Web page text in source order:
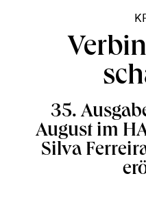
35.
August im
Silva